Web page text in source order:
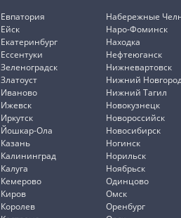
Евпатория
Ейск
Екатеринбург
Ессентуки
Зеленоградск
Златоуст
Иваново
Ижевск
Иркутск
Йошкар-Ола
Казань
Калининград
Калуга
Кемерово
Киров
Королев
Набережные
Наро-Фоминск
Находка
Нефтеюганск
Нижневартовск
Нижний
Нижний Тагил
Новокузнецк
Новороссийск
Новосибирск
Ногинск
Норильск
Ноябрьск
Одинцово
Омск
Оренбург